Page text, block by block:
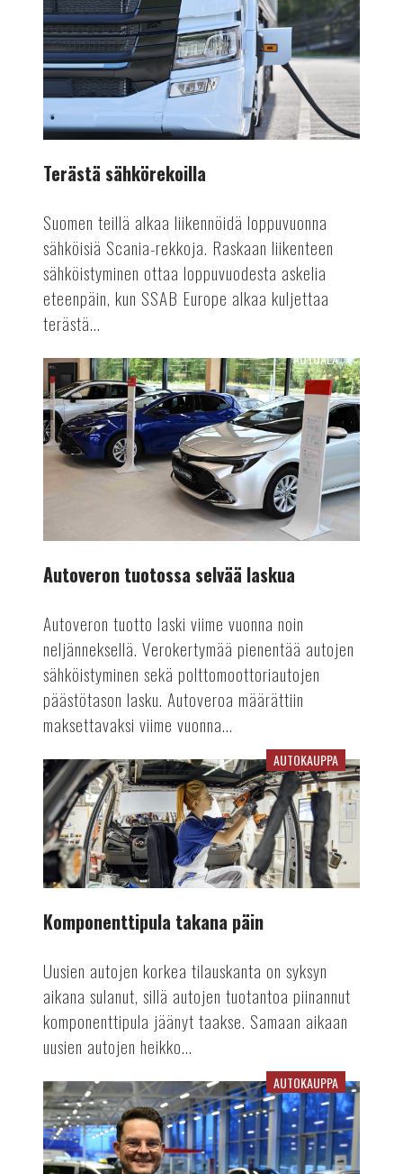
Terästä sähkörekoilla
Suomen teillä alkaa liikennöidä loppuvuonna
sähköisiä Scania-rekkoja. Raskaan liikenteen
sähköistyminen ottaa loppuvuodesta askelia
eteenpäin, kun SSAB Europe alkaa kuljettaa
terästä...
Autoveron
tuotossa
selvää
laskua
AUTOALA
Autoveron tuotossa selvää laskua
Autoveron tuotto laski viime vuonna noin
neljänneksellä. Verokertymää pienentää autojen
sähköistyminen sekä polttomoottoriautojen
päästötason lasku. Autoveroa määrättiin
maksettavaksi viime vuonna...
Komponenttipula
takana
päin
AUTOKAUPPA
Komponenttipula takana päin
Uusien autojen korkea tilauskanta on syksyn
aikana sulanut, sillä autojen tuotantoa piinannut
komponenttipula jäänyt taakse. Samaan aikaan
uusien autojen heikko...
Kaksijakoinen
vuosi
takana
AUTOKAUPPA